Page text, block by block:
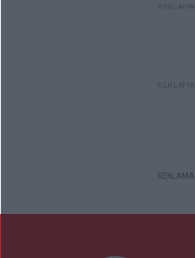
REKLAMA
REKLAMA
REKLAMA